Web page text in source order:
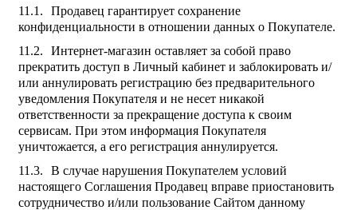
Продавец гарантирует сохранение
конфиденциальности в отношении данных о Покупателе.
Интернет-магазин оставляет за собой право
прекратить доступ в Личный кабинет и заблокировать и/
или аннулировать регистрацию без предварительного
уведомления Покупателя и не несет никакой
ответственности за прекращение доступа к своим
сервисам. При этом информация Покупателя
уничтожается, а его регистрация аннулируется.
В случае нарушения Покупателем условий
настоящего Соглашения Продавец вправе приостановить
сотрудничество и/или пользование Сайтом данному